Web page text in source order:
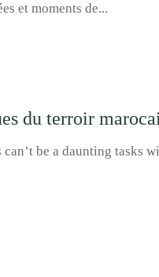
et moments de...
du terroir
be a daunting tasks